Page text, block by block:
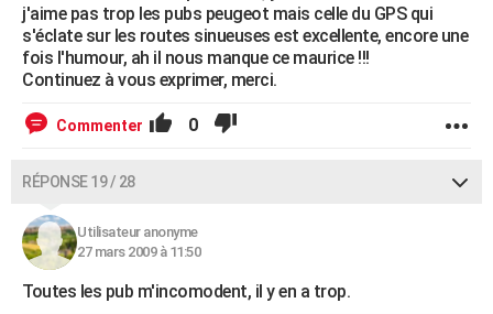
j'aime pas trop les pubs peugeot mais celle du GPS qui
s'éclate sur les routes sinueuses est excellente, encore une
fois l'humour, ah il nous manque ce maurice !!!
Continuez à vous exprimer, merci.
Commenter 0
RÉPONSE 19 / 28
Utilisateur anonyme
27 mars 2009 à 11:50
Toutes les pub m'incomodent, il y en a trop.